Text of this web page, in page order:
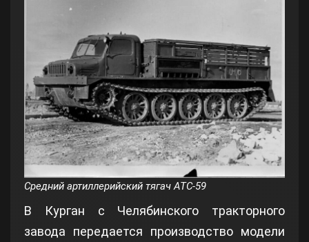
Средний артиллерийский тягач АТС-59
В Курган с Челябинского тракторного
завода передается производство модели